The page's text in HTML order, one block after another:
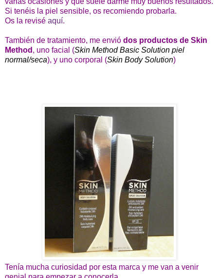
Si tenéis la piel sensible, os recomiendo probarla.
Os la revisé aquí.
También de tratamiento, me envió dos productos de Skin
Method , uno facial (Skin Method Basic Solution piel
normal/seca), y uno corporal (Skin Body Solution)
Tenía mucha curiosidad por esta marca y me van a venir